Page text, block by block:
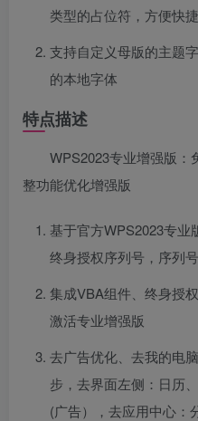
类型的占位符，方便快
支持自定义母版的主题
的本地字体
特点描述
WPS2023专业增强版：
整功能优化增强版
基于官方WPS2023专业
终身授权序列号，序列
集成VBA组件、终身授
激活专业增强版
去广告优化、去我的电
步，去界面左侧：日历
(广告），去应用中心：